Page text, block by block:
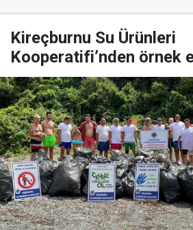
Kireçburnu Su Ürünleri
Kooperatifi’nden örnek